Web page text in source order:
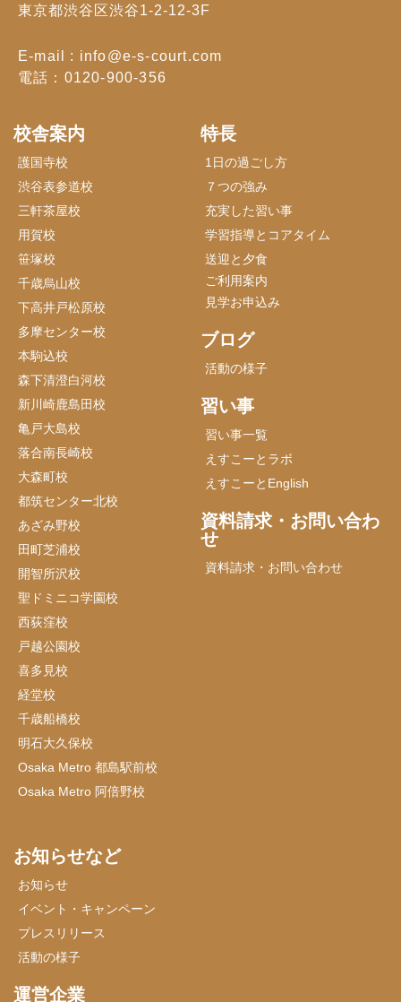
東京都渋谷区渋谷1-2-12-3F
E-mail : info@e-s-court.com
電話：0120-900-356
校舎案内
護国寺校
渋谷表参道校
三軒茶屋校
用賀校
笹塚校
千歳烏山校
下高井戸松原校
多摩センター校
本駒込校
森下清澄白河校
新川崎鹿島田校
亀戸大島校
落合南長崎校
大森町校
都筑センター北校
あざみ野校
田町芝浦校
開智所沢校
聖ドミニコ学園校
西荻窪校
戸越公園校
喜多見校
経堂校
千歳船橋校
明石大久保校
Osaka Metro 都島駅前校
Osaka Metro 阿倍野校
特長
1日の過ごし方
７つの強み
充実した習い事
学習指導とコアタイム
送迎と夕食
ご利用案内
見学お申込み
ブログ
活動の様子
習い事
習い事一覧
えすこーとラボ
えすこーとEnglish
資料請求・お問い合わ
せ
資料請求・お問い合わせ
お知らせなど
お知らせ
イベント・キャンペーン
プレスリリース
活動の様子
運営企業